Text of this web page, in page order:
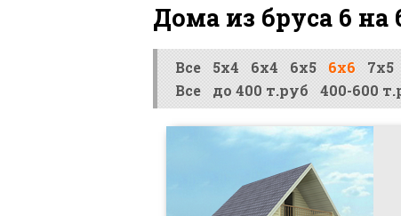
Дома из бруса 6 на
Все 5х4 6х4 6х5 6х6 7х5
Все
до 400 т.руб 400-600